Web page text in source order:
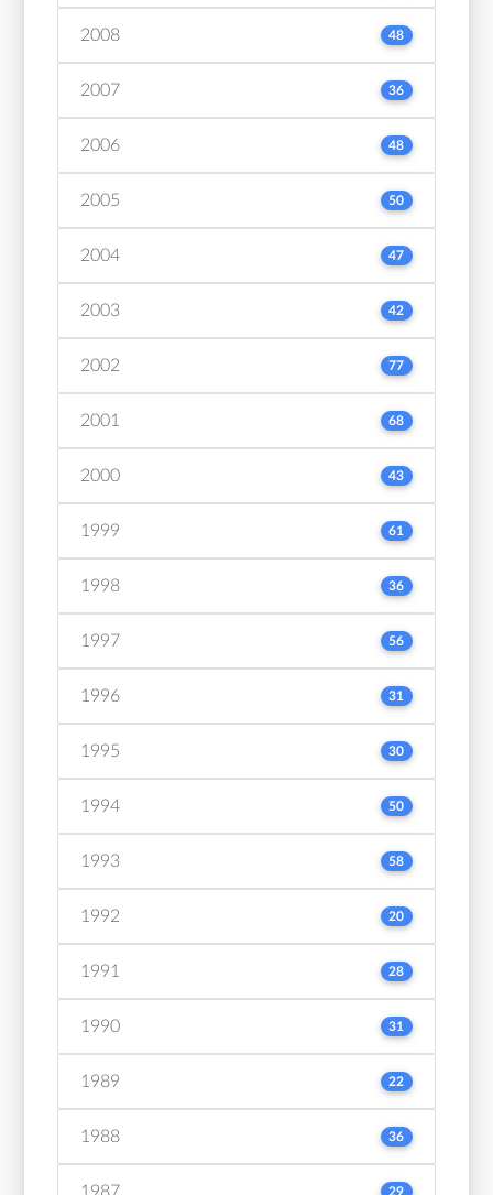
2008 48
2007 36
2006 48
2005 50
2004 47
2003 42
2002 77
2001 68
2000 43
1999 61
1998 36
1997 56
1996 31
1995 30
1994 50
1993 58
1992 20
1991 28
1990 31
1989 22
1988 36
1987 29